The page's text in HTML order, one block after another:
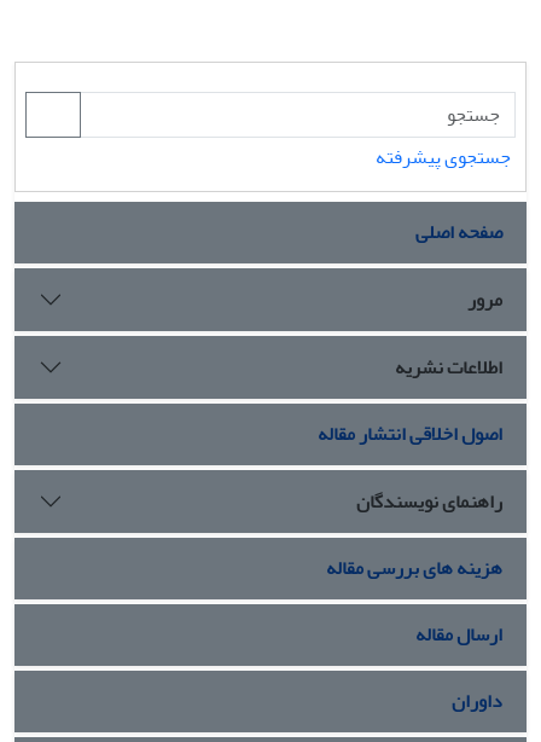
جستجوی پیشرفته
صفحه اصلی
مرور
اطلاعات نشریه
اصول اخلاقی انتشار مقاله
راهنمای نویسندگان
هزینه های بررسی مقاله
ارسال مقاله
داوران